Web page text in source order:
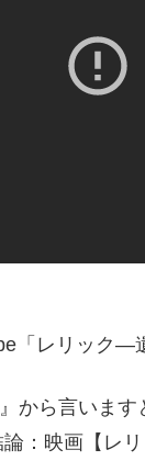
「レリック
から言います
論：映画【レ